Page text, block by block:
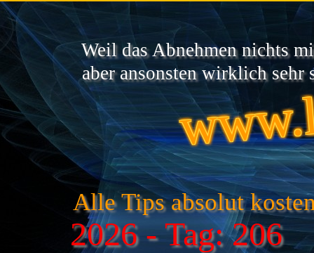
2026 - Tag: 206
Weil das Abnehmen nichts
aber ansonsten wirklich sehr
Alle Tips absolut